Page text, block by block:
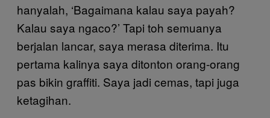
hanyalah, ‘Bagaimana kalau saya payah?
Kalau saya ngaco?’ Tapi toh semuanya
berjalan lancar, saya merasa diterima. Itu
pertama kalinya saya ditonton orang-orang
pas bikin graffiti. Saya jadi cemas, tapi juga
ketagihan.